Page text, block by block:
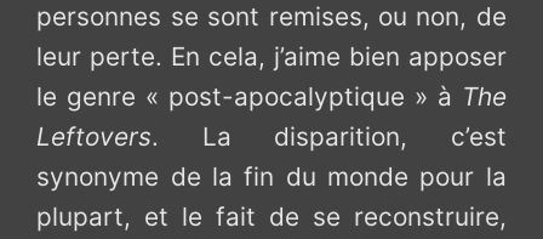
personnes se sont remises, ou non, de
leur perte. En cela, j’aime bien apposer
le genre « post-apocalyptique » à The
Leftovers. La disparition, c’est
synonyme de la fin du monde pour la
plupart, et le fait de se reconstruire,